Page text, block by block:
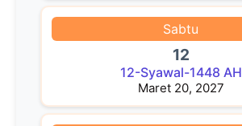
Sabtu
12
12-Syawal-1448 AH
Maret 20, 2027